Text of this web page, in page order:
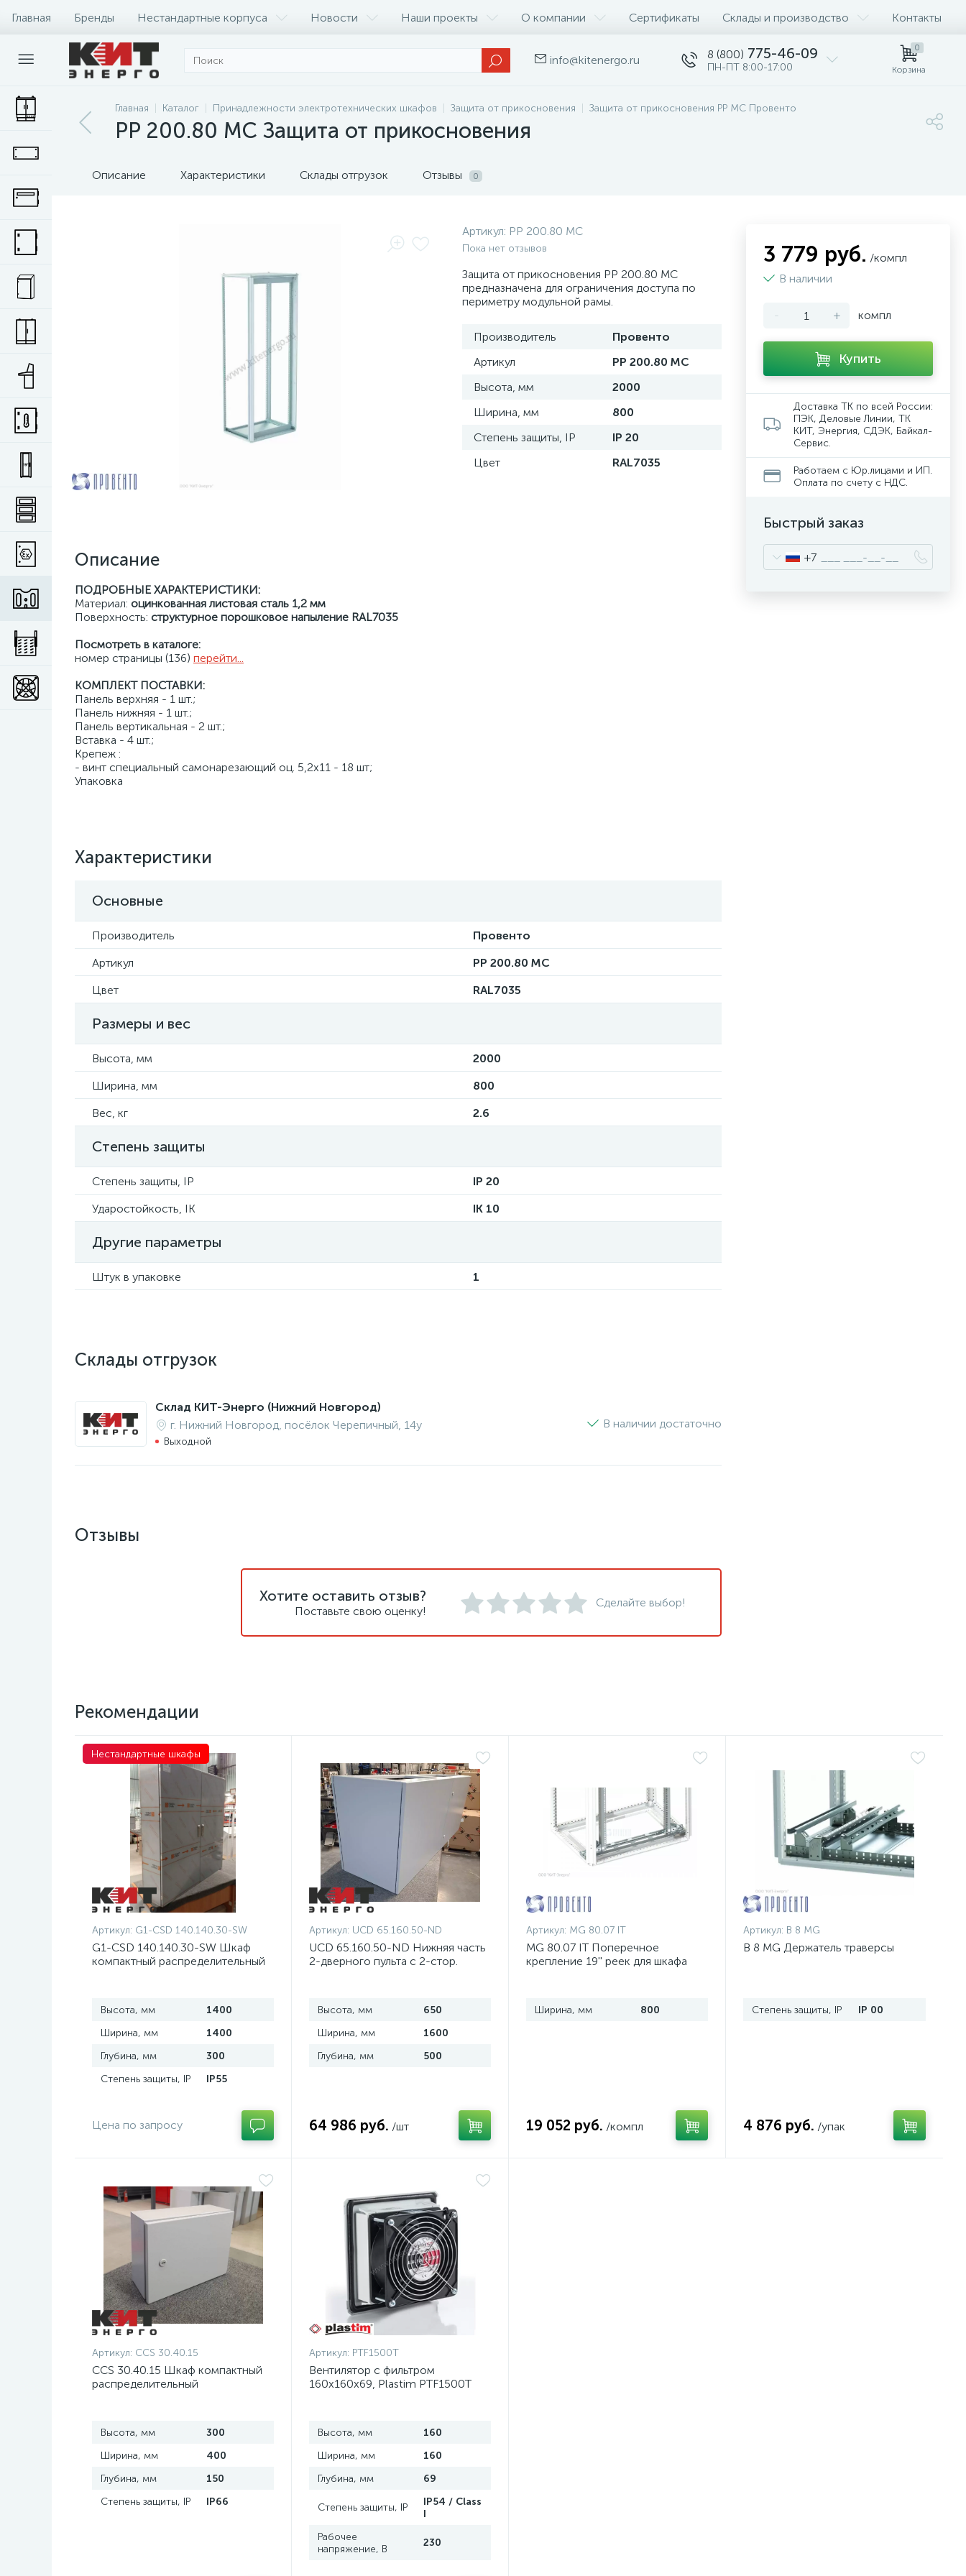
Главная Бренды Нестандартные корпуса Новости Наши проекты О компании Сертификаты Склады и производство Контакты
info@kitenergo.ru 8 (800) 775-46-09
ПН-ПТ 8:00-17:00
0
Корзина
Главная Каталог Принадлежности электротехнических шкафов Защита от прикосновения Защита от прикосновения PP MC Провенто
PP 200.80 MC Защита от прикосновения
Описание Характеристики Склады отгрузок Отзывы 0
Артикул: PP 200.80 MC
Пока нет отзывов
Защита от прикосновения PP 200.80 MC
предназначена для ограничения доступа по
периметру модульной рамы.
Производитель
Провенто
Артикул
PP 200.80 MC
Высота, мм
2000
Ширина, мм
800
Степень защиты, IP
IP 20
Цвет
RAL7035
Описание
ПОДРОБНЫЕ ХАРАКТЕРИСТИКИ:
Материал: оцинкованная листовая сталь 1,2 мм
Поверхность: структурное порошковое напыление RAL7035
Посмотреть в каталоге:
номер страницы (136) перейти...
КОМПЛЕКТ ПОСТАВКИ:
Панель верхняя - 1 шт.;
Панель нижняя - 1 шт.;
Панель вертикальная - 2 шт.;
Вставка - 4 шт.;
Крепеж :
- винт специальный самонарезающий оц. 5,2x11 - 18 шт;
Упаковка
Характеристики
Основные
Производитель
Провенто
Артикул
PP 200.80 MC
Цвет
RAL7035
Размеры и вес
Высота, мм
2000
Ширина, мм
800
Вес, кг
2.6
Степень защиты
Степень защиты, IP
IP 20
Ударостойкость, IK
IK 10
Другие параметры
Штук в упаковке 1
Склады отгрузок
Склад КИТ-Энерго (Нижний Новгород)
г. Нижний Новгород, посёлок Черепичный, 14у
Выходной
В наличии достаточно
3 779 руб. /компл
В наличии
- + компл
Купить
Доставка ТК по всей России:
ПЭК, Деловые Линии, ТК
КИТ, Энергия, СДЭК, Байкал-
Сервис.
Работаем с Юр.лицами и ИП.
Оплата по счету с НДС.
Быстрый заказ
+7
Отзывы
Хотите оставить отзыв?
Поставьте свою оценку!
Сделайте выбор!
Рекомендации
Нестандартные шкафы
Артикул: G1-CSD 140.140.30-SW
G1-CSD 140.140.30-SW Шкаф
компактный распределительный
Высота, мм
1400
Ширина, мм
1400
Глубина, мм
300
Степень защиты, IP
IP55
Цена по запросу
Артикул: UCD 65.160.50-ND
UCD 65.160.50-ND Нижняя часть
2-дверного пульта с 2-стор.
Высота, мм
650
Ширина, мм
1600
Глубина, мм
500
64 986 руб. /шт
Артикул: MG 80.07 IT
MG 80.07 IT Поперечное
крепление 19'' реек для шкафа
Ширина, мм 800
19 052 руб. /компл
Артикул: B 8 MG
B 8 MG Держатель траверсы
Степень защиты, IP IP 00
4 876 руб. /упак
Артикул: CCS 30.40.15
CCS 30.40.15 Шкаф компактный
распределительный
Высота, мм
300
Ширина, мм
400
Глубина, мм
150
Степень защиты, IP
IP66
Артикул: PTF1500T
Вентилятор с фильтром
160x160x69, Plastim PTF1500T
Высота, мм
160
Ширина, мм
160
Глубина, мм
69
Степень защиты, IP
IP54 / Class
I
Рабочее
напряжение, В
230